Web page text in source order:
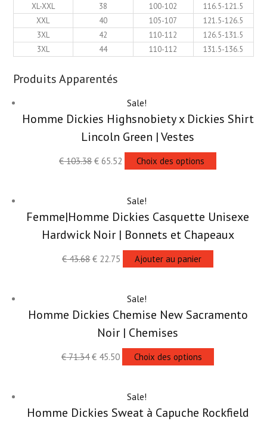
XL-XXL
38 100-102
116.5-121.5
XXL
40 105-107
121.5-126.5
3XL
42 110-112
126.5-131.5
3XL
44 110-112 131.5-136.5
Produits Apparentés
Sale!
Homme Dickies Highsnobiety x Dickies Shirt
Lincoln Green | Vestes
€103.38 € 65.52 Choix des options
Sale!
Femme|Homme Dickies Casquette Unisexe
Hardwick Noir | Bonnets et Chapeaux
€43.68 € 22.75 Ajouter au panier
Sale!
Homme Dickies Chemise New Sacramento
Noir | Chemises
€71.34 € 45.50 Choix des options
Sale!
Homme Dickies Sweat à Capuche Rockfield